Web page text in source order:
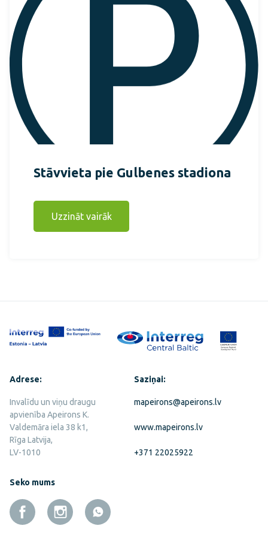
Stāvvieta pie Gulbenes stadiona
Uzzināt vairāk
Adrese:
Invalīdu un viņu draugu
apvienība Apeirons K.
Valdemāra iela 38 k1,
Rīga Latvija,
LV-1010
Saziņai:
mapeirons@apeirons.lv
www.mapeirons.lv
+371 22025922
Seko mums